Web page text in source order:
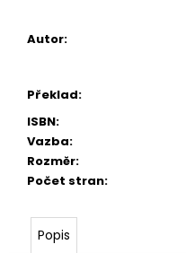
Autor:
Překlad:
ISBN:
Vazba:
Rozměr:
Počet stran:
Popis